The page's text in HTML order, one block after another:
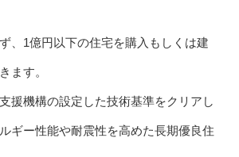
、1億円以下の住宅を購入もしくは建
ます。
援機構の設定した技術基準をクリアし
ギー性能や耐震性を高めた長期優良住